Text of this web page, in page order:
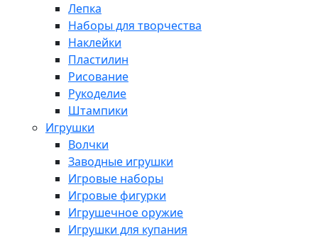
Лепка
Наборы для творчества
Наклейки
Пластилин
Рисование
Рукоделие
Штампики
Игрушки
Волчки
Заводные игрушки
Игровые наборы
Игровые фигурки
Игрушечное оружие
Игрушки для купания